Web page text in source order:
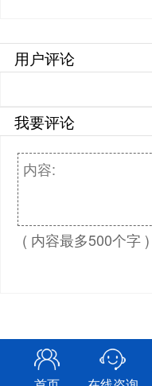
用户评论
我要评论
( 内容最多500个字 )